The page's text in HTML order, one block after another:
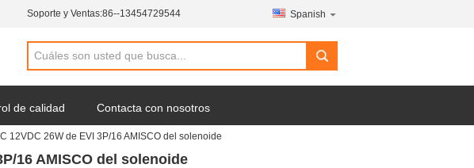
Soporte y Ventas:86--13454729544 Spanish
de calidad Contacta con nosotros
12VDC 26W de EVI 3P/16 AMISCO del solenoide
16 AMISCO del solenoide